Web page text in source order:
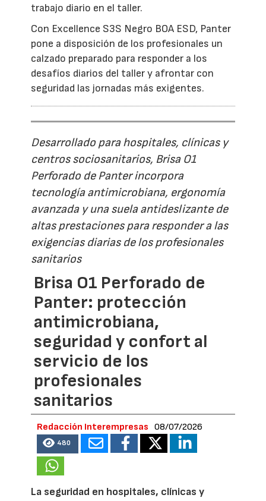
trabajo diario en el taller.
Con Excellence S3S Negro BOA ESD, Panter
pone a disposición de los profesionales un
calzado preparado para responder a los
desafíos diarios del taller y afrontar con
seguridad las jornadas más exigentes.
Desarrollado para hospitales, clínicas y
centros sociosanitarios, Brisa O1
Perforado de Panter incorpora
tecnología antimicrobiana, ergonomía
avanzada y una suela antideslizante de
altas prestaciones para responder a las
exigencias diarias de los profesionales
sanitarios
Brisa O1 Perforado de
Panter: protección
antimicrobiana,
seguridad y confort al
servicio de los
profesionales
sanitarios
Redacción Interempresas 08/07/2026
480
La seguridad en hospitales, clínicas y